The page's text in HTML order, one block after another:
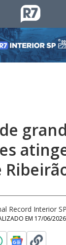
Record Interior
EM 17/06/